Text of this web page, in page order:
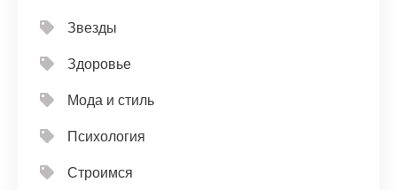
Звезды
Здоровье
Мода и стиль
Психология
Строимся